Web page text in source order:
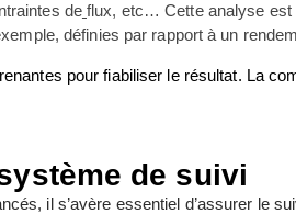
de flux, etc… Cette analyse est
définies par rapport à un
pour fiabiliser le résultat. La
de suivi
il s’avère essentiel d’assurer le